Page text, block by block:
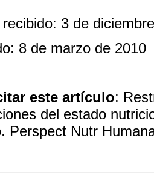
3 de
8 de marzo de 2010
este artículo:
del estado
Perspect Nutr